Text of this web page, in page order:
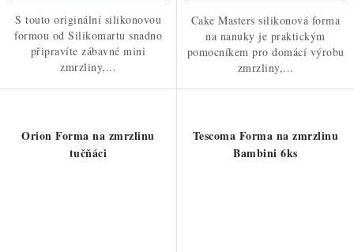
S touto originální silikonovou
formou od Silikomartu snadno
připravíte zábavné mini
zmrzliny,...
Cake Masters silikonová forma
na nanuky je praktickým
pomocníkem pro domácí výrobu
zmrzliny,...
Orion Forma na zmrzlinu
tučňáci
Tescoma Forma na zmrzlinu
Bambini 6ks